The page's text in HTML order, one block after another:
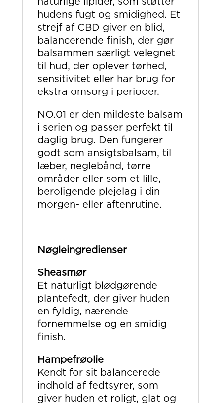
hudens fugt og smidighed. Et
strejf af CBD giver en blid,
balancerende finish, der gør
balsammen særligt velegnet
til hud, der oplever tørhed,
sensitivitet eller har brug for
ekstra omsorg i perioder.
NO.01 er den mildeste balsam
i serien og passer perfekt til
daglig brug. Den fungerer
godt som ansigtsbalsam, til
læber, neglebånd, tørre
områder eller som et lille,
beroligende plejelag i din
morgen- eller aftenrutine.
Nøgleingredienser
Sheasmør
Et naturligt blødgørende
plantefedt, der giver huden
en fyldig, nærende
fornemmelse og en smidig
finish.
Hampefrøolie
Kendt for sit balancerede
indhold af fedtsyrer, som
giver huden et roligt, glat og